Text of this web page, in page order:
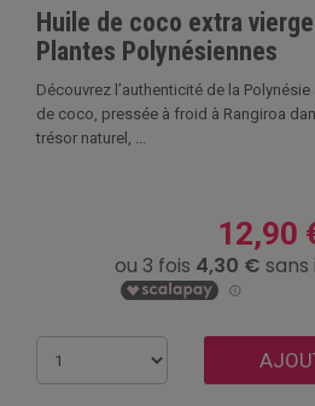
Huile de coco extra
Plantes Polynésiennes
Découvrez l’authenticité de la
de coco, pressée à froid à Rangiroa
trésor naturel, ...
12,90